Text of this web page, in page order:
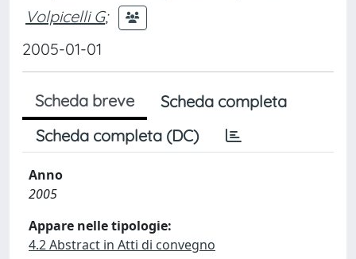
Volpicelli G;
2005-01-01
Scheda breve
Scheda completa
Scheda completa (DC)
Anno
2005
Appare nelle tipologie:
4.2 Abstract in Atti di convegno